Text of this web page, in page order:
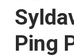
Ping